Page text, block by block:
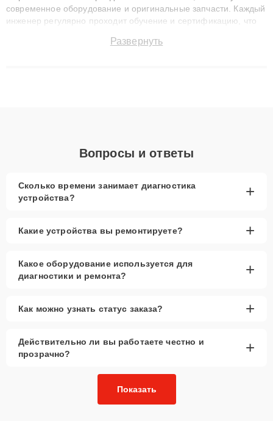
современное оборудование и оригинальные запчасти. Каждый
инженер регулярно проходит обучение и сертификацию, что
восстанавливать технику с сохранением гарантии до 3 лет.
Развернуть
Вопросы и ответы
Сколько времени занимает диагностика
устройства?
+
Какие устройства вы ремонтируете? +
Какое оборудование используется для
диагностики и ремонта?
+
Как можно узнать статус заказа? +
Действительно ли вы работаете честно и
прозрачно?
+
Показать